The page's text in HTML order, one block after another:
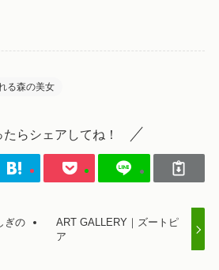
る森の美女
たらシェアしてね！
ぎの
ART GALLERY｜ズートピ
ア